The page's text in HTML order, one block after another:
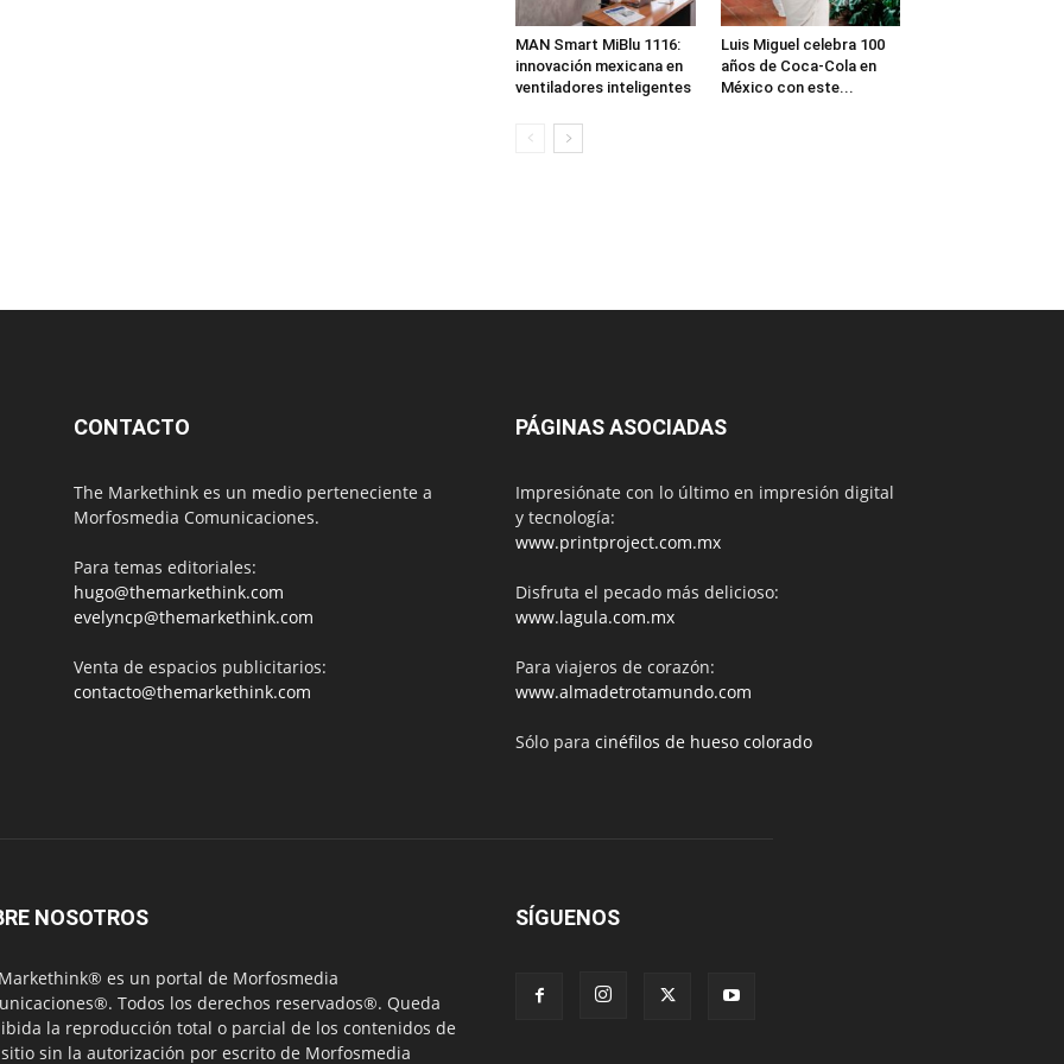
MAN Smart MiBlu 1116:
innovación mexicana en
ventiladores inteligentes
Luis Miguel celebra 100
años de Coca-Cola en
México con este...
CONTACTO
The Markethink es un medio perteneciente a
Morfosmedia Comunicaciones.
Para temas editoriales:
hugo@themarkethink.com
evelyncp@themarkethink.com
Venta de espacios publicitarios:
contacto@themarkethink.com
PÁGINAS ASOCIADAS
Impresiónate con lo último en impresión digital
y tecnología:
www.printproject.com.mx
Disfruta el pecado más delicioso:
www.lagula.com.mx
Para viajeros de corazón:
www.almadetrotamundo.com
Sólo para cinéfilos de hueso colorado
NOSOTROS
es un portal de Morfosmedia
Todos los derechos reservados®. Queda
la reproducción total o parcial de los contenidos de
sin la autorización por escrito de Morfosmedia
SÍGUENOS